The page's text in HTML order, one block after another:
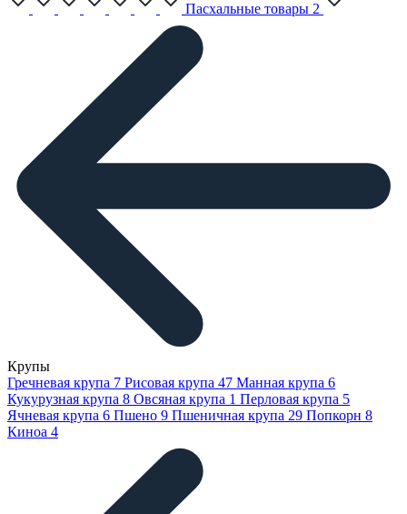
Пасхальные товары 2
Крупы
Гречневая крупа 7 Рисовая крупа 47 Манная крупа 6
Кукурузная крупа 8 Овсяная крупа 1 Перловая крупа 5
Ячневая крупа 6 Пшено 9 Пшеничная крупа 29 Попкорн 8
Киноа 4